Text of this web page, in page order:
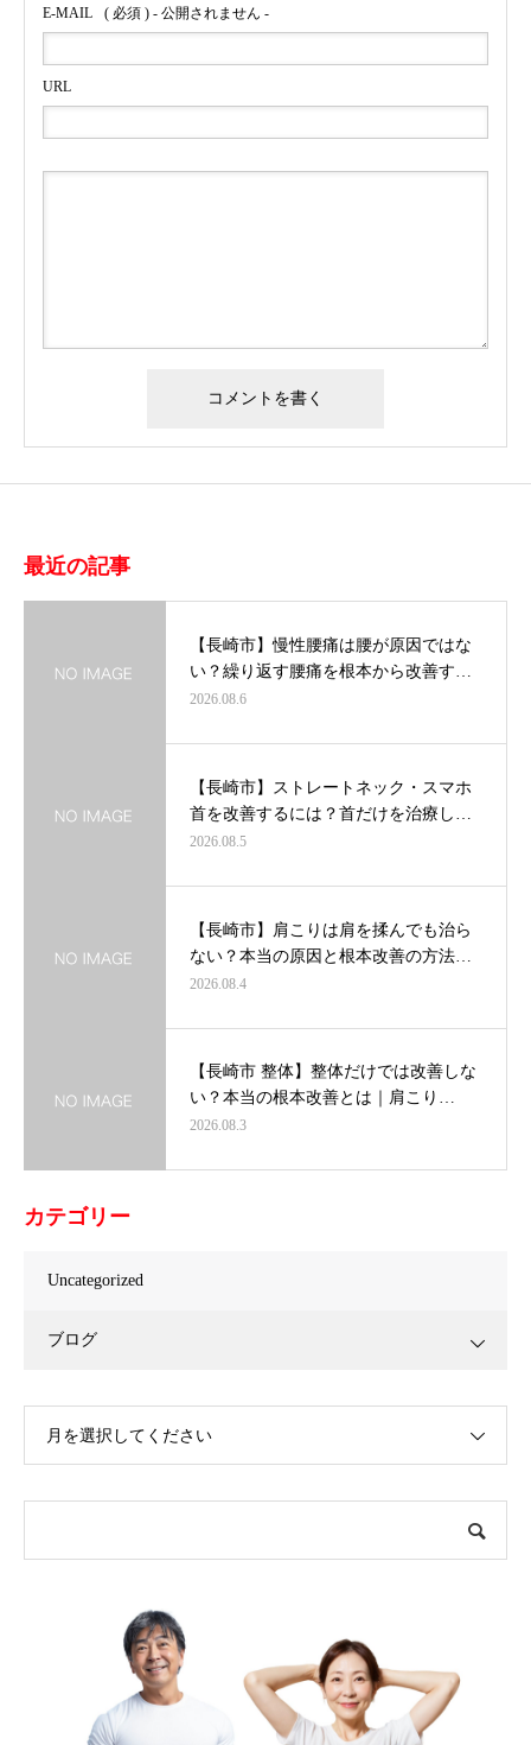
E-MAIL ( 必須 ) - 公開されません -
URL
最近の記事
【長崎市】慢性腰痛は腰が原因ではな
い？繰り返す腰痛を根本から改善す…
2026.08.6
【長崎市】ストレートネック・スマホ
首を改善するには？首だけを治療し…
2026.08.5
【長崎市】肩こりは肩を揉んでも治ら
ない？本当の原因と根本改善の方法…
2026.08.4
【長崎市 整体】整体だけでは改善しな
い？本当の根本改善とは｜肩こり…
2026.08.3
カテゴリー
Uncategorized
ブログ
月を選択してください